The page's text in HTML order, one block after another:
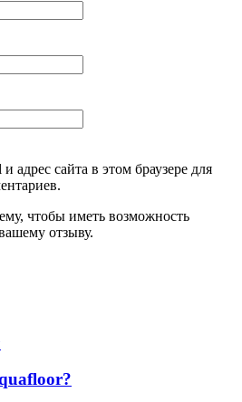
адрес сайта в этом браузере для
чтобы иметь возможность
отзыву.